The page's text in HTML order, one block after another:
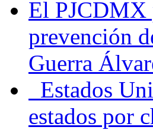
El PJCDMX
prevención
Guerra
Estados
estados por